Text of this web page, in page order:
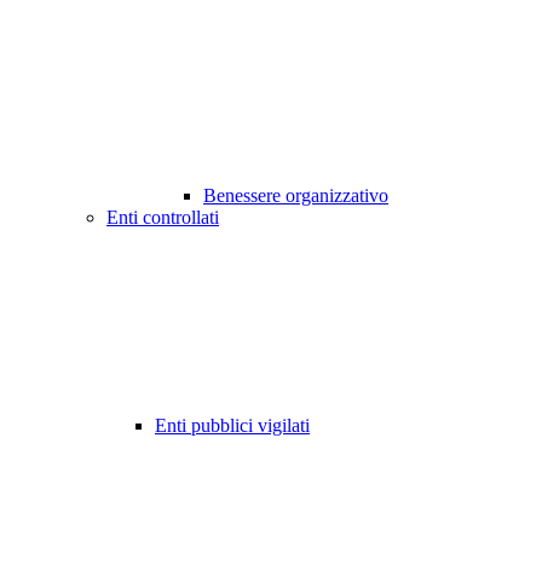
Benessere organizzativo
Enti controllati
Enti pubblici vigilati